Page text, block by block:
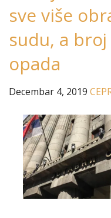
sve više
sudu, a
opada
Decembar 4, 2019